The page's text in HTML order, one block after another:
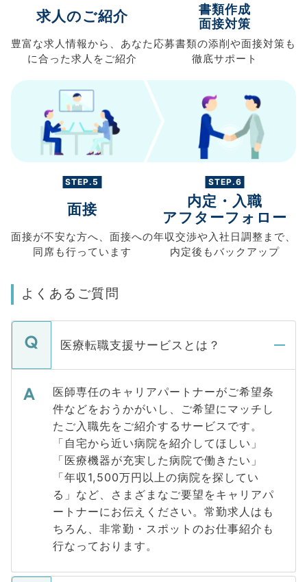
求人のご紹介
豊富な求人情報から、 あなた
に合った求人を ご紹介
書類作成
面接対策
応募書類の添削や面接対策も
徹底サポート
STEP.5
面接
面接が不安な方へ、 面接への
同席も行っています
STEP.6
内定・入職
アフターフォロー
年収交渉や入社日調整まで、
内定後もバックアップ
よくあるご質問
医療転職支援サービスとは？
医師専任のキャリアパートナーがご希望条
件などをおうかがいし、ご希望にマッチし
たご入職先をご紹介するサービスです。
「自宅から近い病院を紹介してほしい」
「医療機器が充実した病院で働きたい」
「年収1,500万円以上の病院を探してい
る」など、さまざまなご要望をキャリアパ
ートナーにお伝えください。常勤求人はも
ちろん、非常勤・スポットのお仕事紹介も
行なっております。